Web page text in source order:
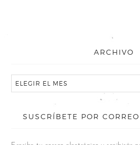
ARCHIVO
SUSCRÍBETE POR